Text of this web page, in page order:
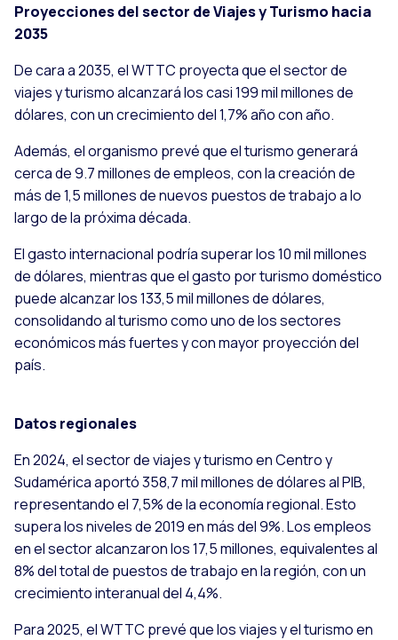
Proyecciones del sector de Viajes y Turismo hacia
2035
De cara a 2035, el WTTC proyecta que el sector de
viajes y turismo alcanzará los casi 199 mil millones de
dólares, con un crecimiento del 1,7% año con año.
Además, el organismo prevé que el turismo generará
cerca de 9.7 millones de empleos, con la creación de
más de 1,5 millones de nuevos puestos de trabajo a lo
largo de la próxima década.
El gasto internacional podría superar los 10 mil millones
de dólares, mientras que el gasto por turismo doméstico
puede alcanzar los 133,5 mil millones de dólares,
consolidando al turismo como uno de los sectores
económicos más fuertes y con mayor proyección del
país.
Datos regionales
En 2024, el sector de viajes y turismo en Centro y
Sudamérica aportó 358,7 mil millones de dólares al PIB,
representando el 7,5% de la economía regional. Esto
supera los niveles de 2019 en más del 9%. Los empleos
en el sector alcanzaron los 17,5 millones, equivalentes al
8% del total de puestos de trabajo en la región, con un
crecimiento interanual del 4,4%.
Para 2025, el WTTC prevé que los viajes y el turismo en